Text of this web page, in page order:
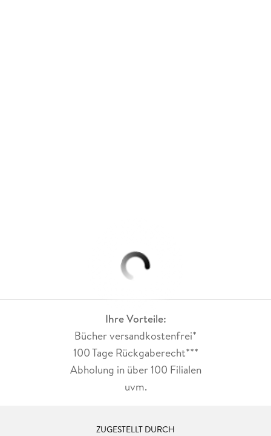
Ihre Vorteile:
Bücher versandkostenfrei*
100 Tage Rückgaberecht***
Abholung in über 100 Filialen
uvm.
ZUGESTELLT DURCH